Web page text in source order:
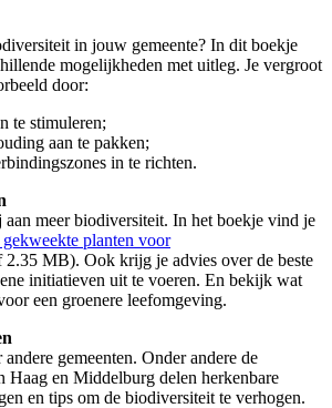
in jouw gemeente? In dit boekje
mogelijkheden met uitleg. Je vergroot
door:
te stimuleren;
aan te pakken;
in te richten.
aan meer biodiversiteit. In het boekje vind je
gekweekte planten voor
2.35 MB). Ook krijg je advies over de beste
initiatieven uit te voeren. En bekijk wat
een groenere leefomgeving.
gemeenten. Onder andere de
Haag en Middelburg delen herkenbare
en tips om de biodiversiteit te verhogen.